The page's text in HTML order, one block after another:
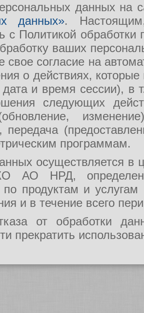
данных на
данных».
с Политикой
ваших
свое согласие на
о действиях,
дата и время сессии), в
следующих
передача
программам.
осуществляется в
АО НРД, определения
продуктам и
и в течение всего
от обработки
прекратить